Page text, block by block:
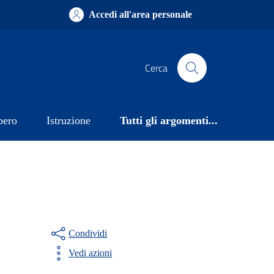
Accedi all'area personale
Cerca
Istruzione Tutti gli argomenti...
Condividi
Vedi azioni